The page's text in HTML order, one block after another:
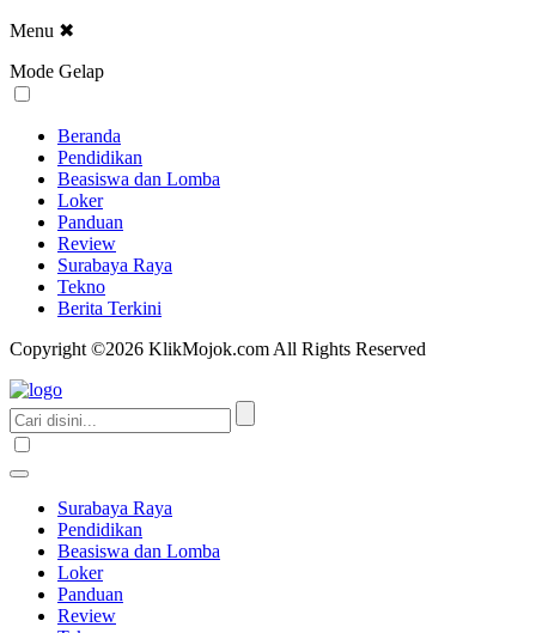
Menu ✖
Mode Gelap
Beranda
Pendidikan
Beasiswa dan Lomba
Loker
Panduan
Review
Surabaya Raya
Tekno
Berita Terkini
Copyright ©2026 KlikMojok.com All Rights Reserved
Surabaya Raya
Pendidikan
Beasiswa dan Lomba
Loker
Panduan
Review